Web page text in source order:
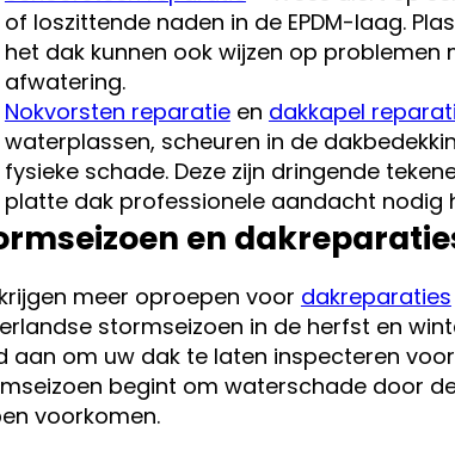
of loszittende naden in de EPDM-laag.
het dak kunnen ook wijzen op problemen
afwatering.
Nokvorsten reparatieen dakkapel
waterplassen, scheuren in de
fysieke schade. Deze zijn dringende
platte dak professionele aandacht nodig
en
meer oproepen voor dakreparaties
stormseizoen in de herfst en
aan om uw dak te laten inspecteren
begint om waterschade door
voorkomen.